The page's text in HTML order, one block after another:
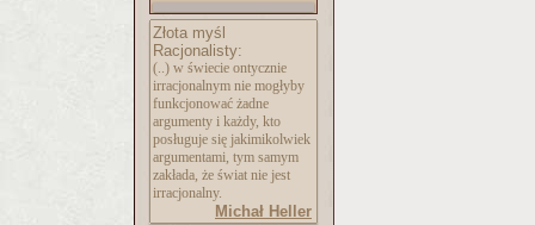
Złota myśl
Racjonalisty:
(..) w świecie ontycznie
irracjonalnym nie mogłyby
funkcjonować żadne
argumenty i każdy, kto
posługuje się jakimikolwiek
argumentami, tym samym
zakłada, że świat nie jest
irracjonalny.
Michał Heller